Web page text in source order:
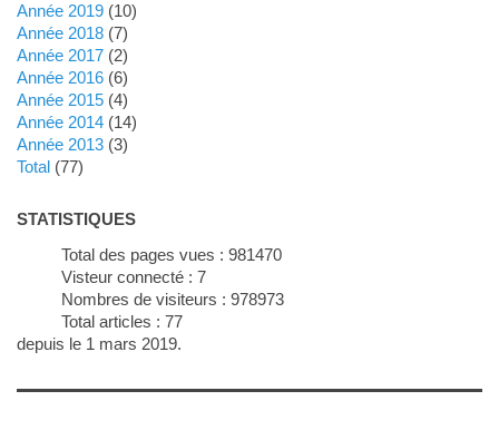
année 2019(10)
année 2018(7)
année 2017(2)
année 2016(6)
année 2015(4)
année 2014(14)
année 2013(3)
total (77)
STATISTIQUES
Total des pages vues : 981470
Visteur connecté : 7
Nombres de visiteurs : 978973
Total articles : 77
depuis le 1 mars 2019.